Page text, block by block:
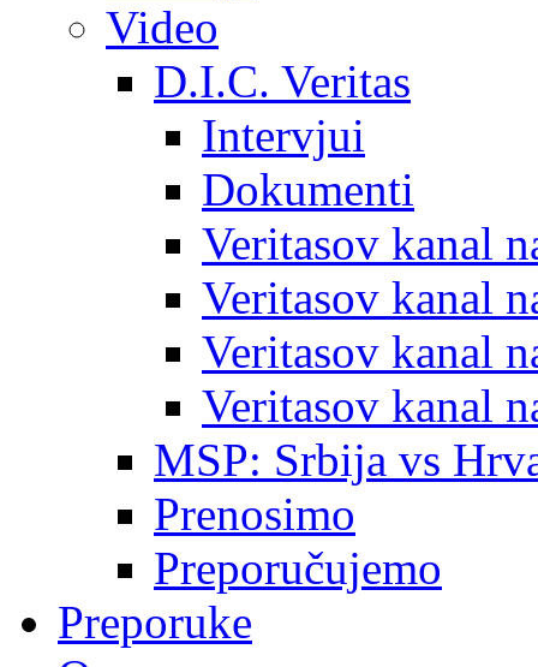
Video
D.I.C. Veritas
Intervjui
Dokumenti
Veritasov kanal
Veritasov kanal
Veritasov kanal
Veritasov kanal
MSP: Srbija vs
Prenosimo
Preporučujemo
Preporuke